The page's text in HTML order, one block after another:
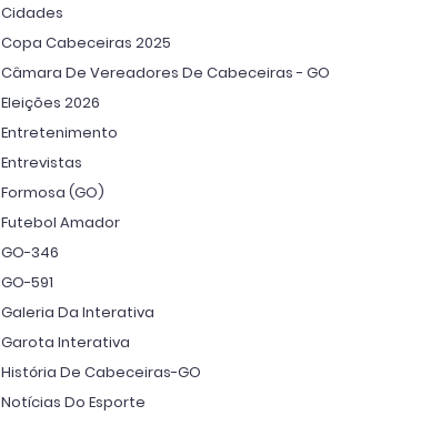
Cidades
Copa Cabeceiras 2025
Câmara De Vereadores De Cabeceiras - GO
Eleições 2026
Entretenimento
Entrevistas
Formosa (GO)
Futebol Amador
GO-346
GO-591
Galeria Da Interativa
Garota Interativa
História De Cabeceiras-GO
Notícias Do Esporte